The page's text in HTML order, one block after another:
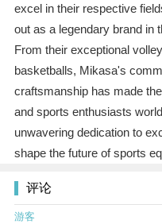
excel in their respective
out as a legendary brand in
From their exceptional
basketballs, Mikasa's
craftsmanship has made
and sports enthusiasts
unwavering dedication to
shape the future of sports
评论
游客